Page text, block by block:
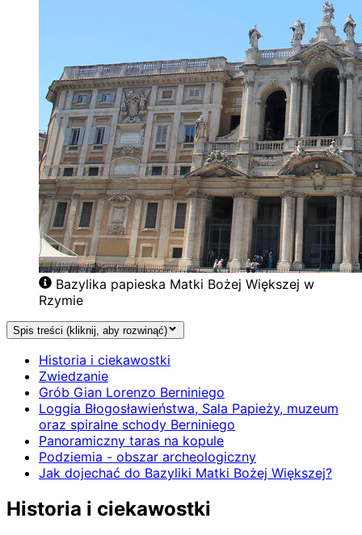
Bazylika papieska Matki Bożej Większej w
Rzymie
Spis treści (kliknij, aby rozwinąć)
Historia i ciekawostki
Zwiedzanie
Grób Gian Lorenzo Berniniego
Loggia Błogosławieństwa, Sala Papieży, muzeum
oraz spiralne schody Berniniego
Panoramiczny taras na kopule
Podziemia - obszar archeologiczny
Jak dojechać do Bazyliki Matki Bożej Większej?
Historia i ciekawostki